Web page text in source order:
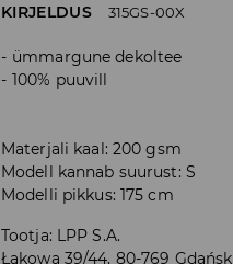
KIRJELDUS 315GS-00X
ümmargune dekoltee
100% puuvill
Materjali kaal: 200 gsm
Modell kannab suurust: S
Modelli pikkus: 175 cm
Tootja: LPP S.A.
Łąkowa 39/44, 80-769 Gdańsk